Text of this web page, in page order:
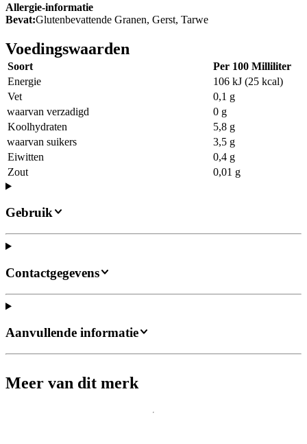
Allergie-informatie
Bevat:Glutenbevattende Granen, Gerst, Tarwe
Voedingswaarden
Soort
Per 100 Milliliter
Energie
106 kJ (25 kcal)
Vet
0,1 g
waarvan verzadigd
0 g
Koolhydraten
5,8 g
waarvan suikers
3,5 g
Eiwitten
0,4 g
Zout
0,01 g
Gebruik
Contactgegevens
Aanvullende informatie
Meer van dit merk